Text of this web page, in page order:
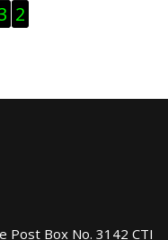
2
Post Box No. 3142 CTI